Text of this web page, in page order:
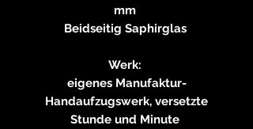
mm
Beidseitig Saphirglas
Werk:
eigenes Manufaktur-
Handaufzugswerk, versetzte
Stunde und Minute